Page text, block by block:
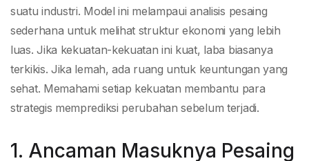
suatu industri. Model ini melampaui analisis pesaing
sederhana untuk melihat struktur ekonomi yang lebih
luas. Jika kekuatan-kekuatan ini kuat, laba biasanya
terkikis. Jika lemah, ada ruang untuk keuntungan yang
sehat. Memahami setiap kekuatan membantu para
strategis memprediksi perubahan sebelum terjadi.
1. Ancaman Masuknya Pesaing